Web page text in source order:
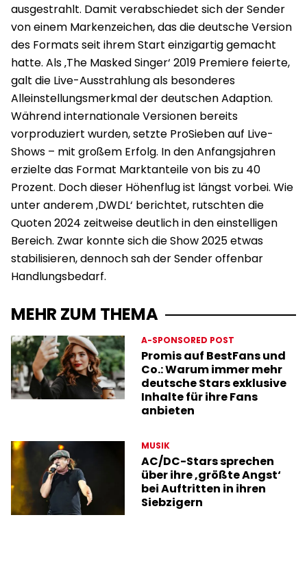
ausgestrahlt. Damit verabschiedet sich der Sender
von einem Markenzeichen, das die deutsche Version
des Formats seit ihrem Start einzigartig gemacht
hatte. Als ‚The Masked Singer‘ 2019 Premiere feierte,
galt die Live-Ausstrahlung als besonderes
Alleinstellungsmerkmal der deutschen Adaption.
Während internationale Versionen bereits
vorproduziert wurden, setzte ProSieben auf Live-
Shows – mit großem Erfolg. In den Anfangsjahren
erzielte das Format Marktanteile von bis zu 40
Prozent. Doch dieser Höhenflug ist längst vorbei. Wie
unter anderem ‚DWDL‘ berichtet, rutschten die
Quoten 2024 zeitweise deutlich in den einstelligen
Bereich. Zwar konnte sich die Show 2025 etwas
stabilisieren, dennoch sah der Sender offenbar
Handlungsbedarf.
MEHR ZUM THEMA
A-SPONSORED POST
Promis auf BestFans und
Co.: Warum immer mehr
deutsche Stars exklusive
Inhalte für ihre Fans
anbieten
MUSIK
AC/DC-Stars sprechen
über ihre ‚größte Angst‘
bei Auftritten in ihren
Siebzigern